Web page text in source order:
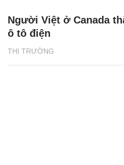
THỊ TRƯỜNG
Người Việt ở Canada
ô tô điện